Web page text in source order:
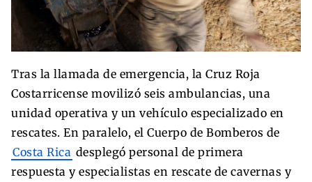
Tras la llamada de emergencia, la Cruz Roja
Costarricense movilizó seis ambulancias, una
unidad operativa y un vehículo especializado en
rescates. En paralelo, el Cuerpo de Bomberos de
Costa Rica desplegó personal de primera
respuesta y especialistas en rescate de cavernas y